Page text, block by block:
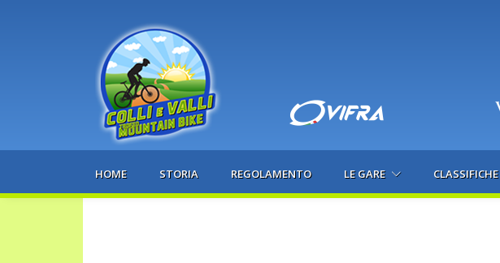
HOME STORIA REGOLAMENTO LE GARE CLASSIFICHE